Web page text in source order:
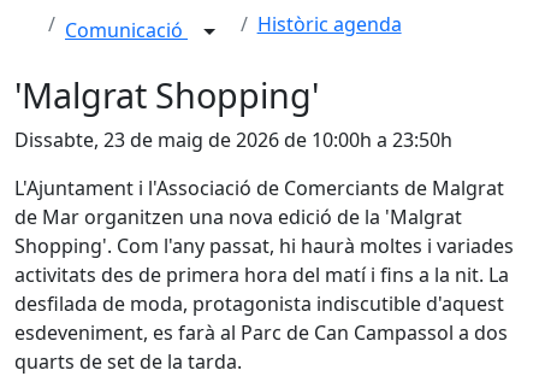
Comunicació Històric agenda
'Malgrat Shopping'
Dissabte, 23 de maig de 2026 de 10:00h a 23:50h
L'Ajuntament i l'Associació de Comerciants de Malgrat
de Mar organitzen una nova edició de la 'Malgrat
Shopping'. Com l'any passat, hi haurà moltes i variades
activitats des de primera hora del matí i fins a la nit. La
desfilada de moda, protagonista indiscutible d'aquest
esdeveniment, es farà al Parc de Can Campassol a dos
quarts de set de la tarda.